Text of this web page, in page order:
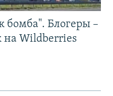
бомба". Блогеры –
на Wildberries